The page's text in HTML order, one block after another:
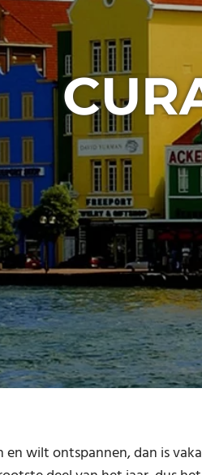
wilt ontspannen, dan is